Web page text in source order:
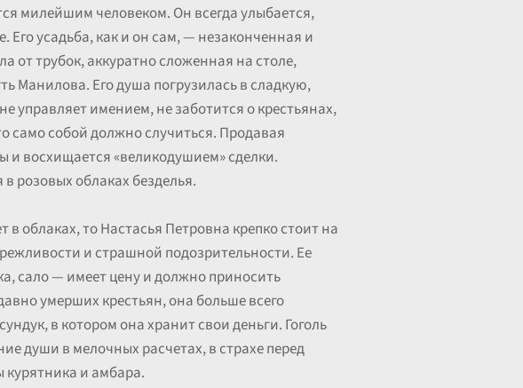
милейшим человеком. Он всегда улыбается,
Его усадьба, как и он сам, — незаконченная и
от трубок, аккуратно сложенная на столе,
Манилова. Его душа погрузилась в сладкую,
управляет имением, не заботится о крестьянах,
само собой должно случиться. Продавая
и восхищается «великодушием» сделки.
розовых облаках безделья.
облаках, то Настасья Петровна крепко стоит на
и страшной подозрительности. Ее
сало — имеет цену и должно приносить
умерших крестьян, она больше всего
в котором она хранит свои деньги. Гоголь
души в мелочных расчетах, в страхе перед
и амбара.